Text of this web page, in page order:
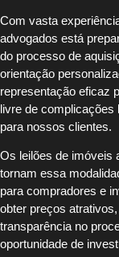
Com vasta
advogados está
do processo de
orientação
representação eficaz
livre de complicações
para nossos clientes.
Os leilões de imóveis
tornam essa
para compradores e
obter preços
transparência no
oportunidade de